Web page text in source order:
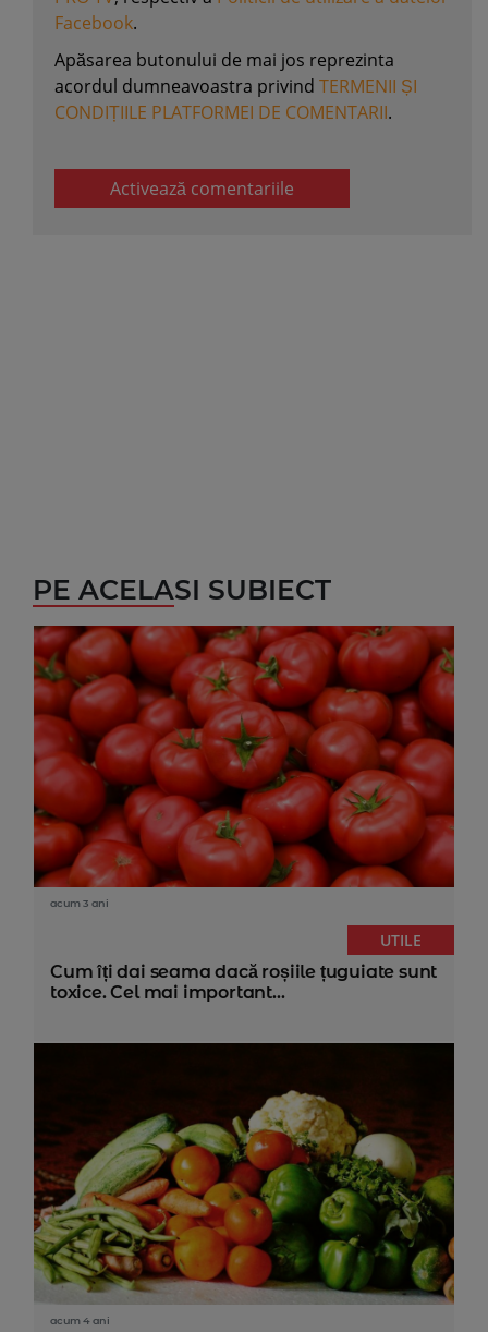
Facebook.
Apăsarea butonului de mai jos reprezinta
acordul dumneavoastra privind TERMENII ȘI
CONDIȚIILE PLATFORMEI DE COMENTARII.
Activează comentariile
PE ACELASI SUBIECT
acum 3 ani
UTILE
Cum îți dai seama dacă roșiile țuguiate sunt
toxice. Cel mai important...
acum 4 ani